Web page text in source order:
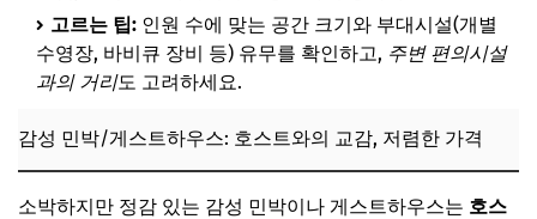
고르는 팁: 인원 수에 맞는 공간 크기와 부대시설(개별
수영장, 바비큐 장비 등) 유무를 확인하고, 주변 편의시설
과의 거리도 고려하세요.
감성 민박/게스트하우스: 호스트와의 교감, 저렴한 가격
소박하지만 정감 있는 감성 민박이나 게스트하우스는 호스